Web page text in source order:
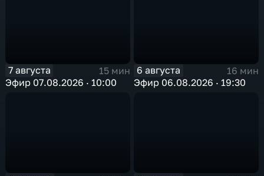
7 августа
15 мин
Эфир 07.08.2026 · 10:00
6 августа
16 мин
Эфир 06.08.2026 · 19:30